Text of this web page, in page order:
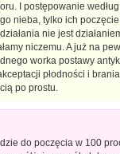
I postępowanie
nieba, tylko ich
nie jest
niczemu. A już na
worka postawy
płodności i
po prostu.
do poczęcia w 100